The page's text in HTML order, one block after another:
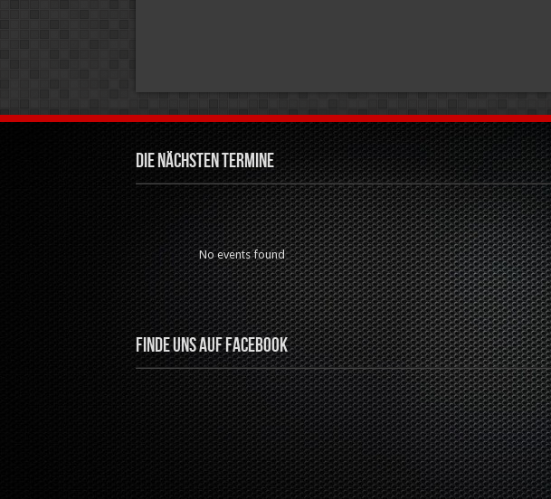
Die nächsten Termine
No events found
Finde uns auf Facebook